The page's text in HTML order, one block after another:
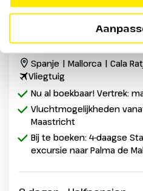
Wandel 4-daagse
Entrador Playa ****
Spanje | Mallorca | Cala
Vliegtuig
Nu al boekbaar! Vertrek:
Vluchtmogelijkheden
Maastricht
Bij te boeken: 4-daagse
excursie naar Palma de